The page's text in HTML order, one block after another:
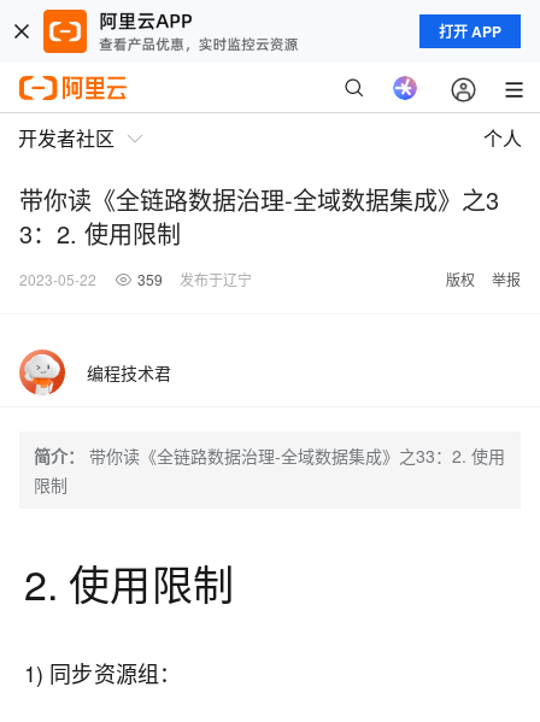
打开 APP
开发者社区 个人
带你读《全链路数据治理-全域数据集成》之3
3：2. 使用限制
2023-05-22 359 发布于辽宁 版权 举报
编程技术君
简介：
带你读《全链路数据治理-全域数据集成》之33：2. 使用
限制
2. 使用限制
1) 同步资源组：